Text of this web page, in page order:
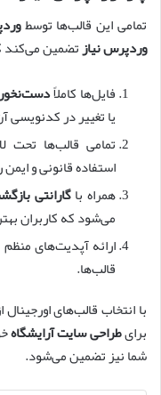
تمامی این قالب‌ها توسط
وردپرس نیازتضمین می‌کند
فایل‌ها کاملاً
یا تغییر در کدنویسی
تمامی قالب‌ها
استفاده قانونی و
همراه باگارانتی
می‌شود که کاربران
ارائه آپدیت‌های
قالب‌ها.
با انتخاب قالب‌های اورجینال
برایطراحی سایت آرایشگاه
شما نیز تضمین می‌شود.